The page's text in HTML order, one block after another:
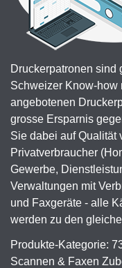
Druckerpatronen sind
Schweizer Know-how
angebotenen
grosse Ersparnis
Sie dabei auf Qualität
Privatverbraucher
Gewerbe,
Verwaltungen mit
und Faxgeräte - alle
werden zu den
Produkte-Kategorie:
Scannen & Faxen